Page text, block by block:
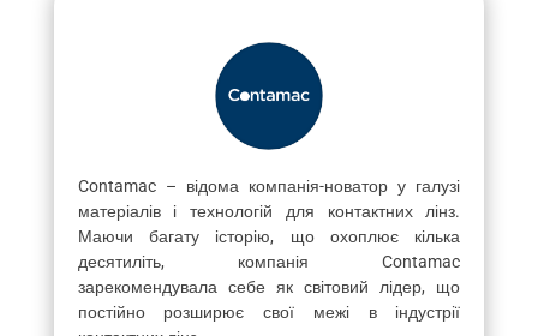
Contamac – відома компанія-новатор у галузі
матеріалів і технологій для контактних лінз.
Маючи багату історію, що охоплює кілька
десятиліть, компанія Contamac
зарекомендувала себе як світовий лідер, що
постійно розширює свої межі в індустрії